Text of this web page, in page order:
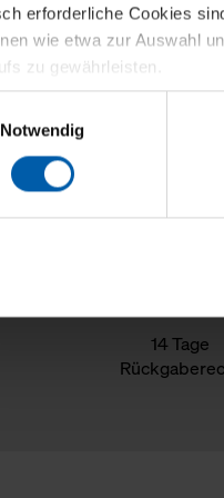
erforderliche Cookies
wie etwa zur Auswahl
zu gewährleisten.
Darstellung
Marketing-, Statistik-
Sie auf "Alle erlauben",
dürfen. Über die
Notwendig
14 Tage